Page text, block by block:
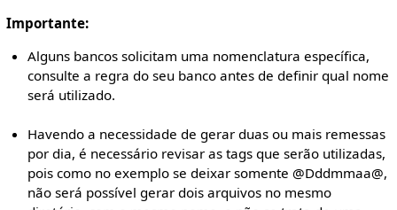
Importante:
Alguns bancos solicitam uma nomenclatura específica,
consulte a regra do seu banco antes de definir qual nome
será utilizado.
Havendo a necessidade de gerar duas ou mais remessas
por dia, é necessário revisar as tags que serão utilizadas,
pois como no exemplo se deixar somente @Dddmmaa@,
não será possível gerar dois arquivos no mesmo